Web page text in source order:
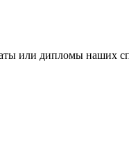
или дипломы наших